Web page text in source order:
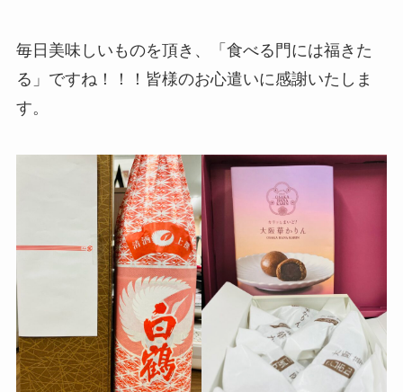
毎日美味しいものを頂き、「食べる門には福きた
る」ですね！！！皆様のお心遣いに感謝いたしま
す。